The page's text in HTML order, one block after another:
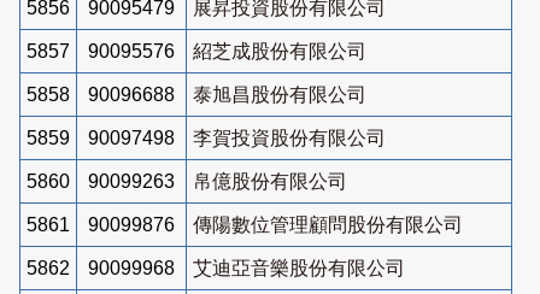
5856 90095479 展昇投資股份有限公司
5857 90095576 紹芝成股份有限公司
5858 90096688 泰旭昌股份有限公司
5859 90097498 李賀投資股份有限公司
5860 90099263 帛億股份有限公司
5861 90099876 傳陽數位管理顧問股份有限公司
5862 90099968 艾迪亞音樂股份有限公司